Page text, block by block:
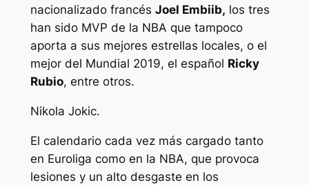
nacionalizado francés Joel Embiib, los tres
han sido MVP de la NBA que tampoco
aporta a sus mejores estrellas locales, o el
mejor del Mundial 2019, el español Ricky
Rubio, entre otros.
Nikola Jokic.
El calendario cada vez más cargado tanto
en Euroliga como en la NBA, que provoca
lesiones y un alto desgaste en los